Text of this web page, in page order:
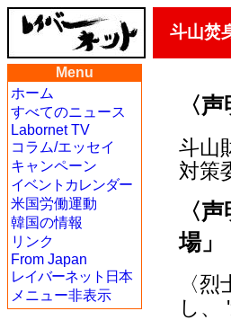
斗山焚
Menu
ホーム
すべてのニュース
Labornet TV
コラム/エッセイ
キャンペーン
イベントカレンダー
米国労働運動
韓国の情報
リンク
From Japan
レイバーネット日本
メニュー非表示
〈
斗山
対策
〈
場」
〈
し、